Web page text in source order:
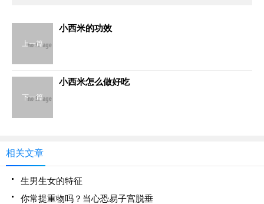
上一篇
小西米的功效
下一篇
小西米怎么做好吃
相关文章
生男生女的特征
你常提重物吗？当心恐易子宫脱垂